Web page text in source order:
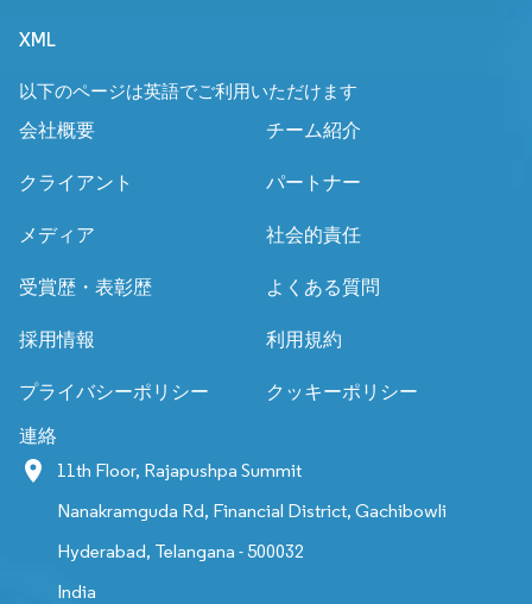
XML
以下のページは英語でご利用いただけます
会社概要
チーム紹介
クライアント パートナー
メディア 社会的責任
受賞歴・表彰歴 よくある質問
採用情報 利用規約
プライバシーポリシー クッキーポリシー
連絡
11th Floor, Rajapushpa Summit
Nanakramguda Rd, Financial District, Gachibowli
Hyderabad, Telangana - 500032
India